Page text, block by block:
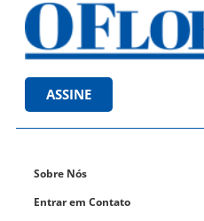
ASSINE
Sobre Nós
Entrar em Contato